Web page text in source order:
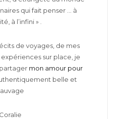
qui fait penser … à
à l’infini » .
de voyages, de mes
sur place, je
mon amour pour
belle et
Coralie